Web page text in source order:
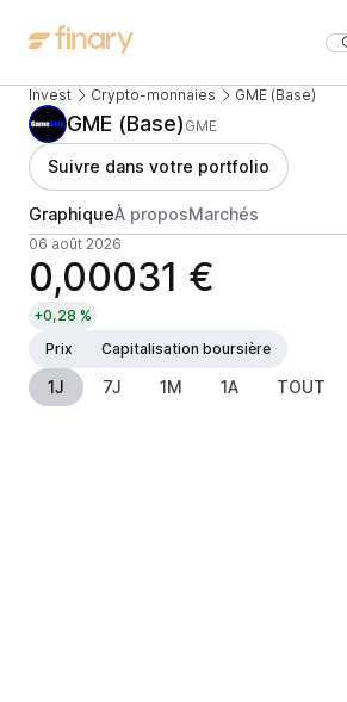
Invest Crypto-monnaies GME (Base)
GME (Base) GME
Suivre dans votre portfolio
GraphiqueÀ proposMarchés
06 août 2026
0,00031 €
+0,28 %
Prix
Capitalisation boursière
1J 7J 1M 1A TOUT